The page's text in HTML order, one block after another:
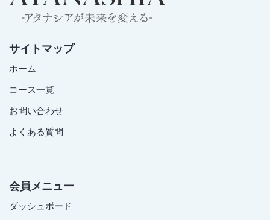
サイトマップ
ホーム
コース一覧
お問い合わせ
よくある質問
会員メニュー
ダッシュボード